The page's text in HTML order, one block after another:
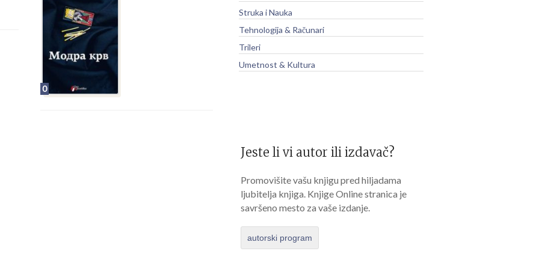
0
Struka i Nauka
Tehnologija & Računari
Trileri
Umetnost & Kultura
Jeste li vi autor ili izdavač?
Promovišite vašu knjigu pred hiljadama
ljubitelja knjiga. Knjige Online stranica je
savršeno mesto za vaše izdanje.
autorski program